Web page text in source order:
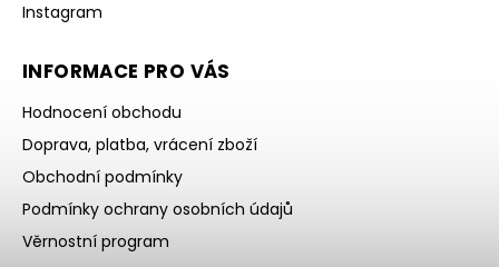
Instagram
INFORMACE PRO VÁS
Hodnocení obchodu
Doprava, platba, vrácení zboží
Obchodní podmínky
Podmínky ochrany osobních údajů
Věrnostní program